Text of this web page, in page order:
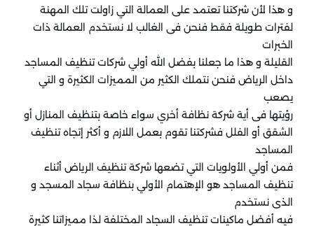
و هذا لأن شركتنا تعتمد على العمالة التي زاولت تلك المهنة
لفترات طويلة فقط فنحن فى الغالب لا نستخدم العمالة ذات
الخبرات
القليلة و هذا ما جعلنا بفضل الله أولي شركات تنظيف المساجد
داخل الرياض فنحن نتملك الكثير من المميزات الكثيرة و التي
يصعب
رؤيتها فى أية شركة نظافة أخري سواء خاصة بتنظيف المنازل أو
الشقق أو الفلل فشركتنا تقوم بعمل اللازم و أكثر إتجاه تنظيف
المساجد
فمن أولي الأولويات التي تضعها شركة تنظيف الرياض أثناء
تنظيف المساجد هو الإهتمام الأولي بنظافة سجاد المسجد و
الذى نستخدم
فيه أفضل ماكينات تنظيف السجاد المختلفة لذا مميزاتنا كثيرة